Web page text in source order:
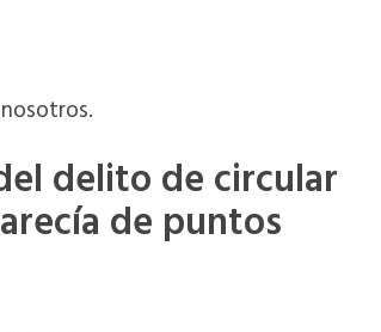
delito de circular
de puntos